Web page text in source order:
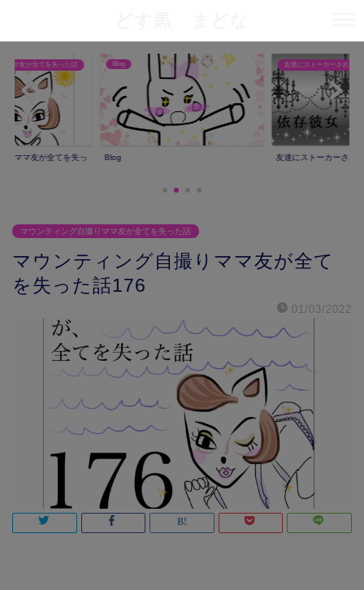
ママ友が全てを失った話
りママ友が全てを失っ
Blog
Blog
友達にストーカーされた話
友達にストーカーされ
マウンティング自撮りママ友が全てを失った話
マウンティング自撮りママ友が全て
を失った話176
01/03/2022